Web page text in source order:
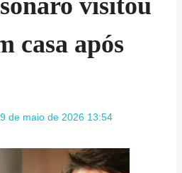
casa após
de maio de 2026 13:54